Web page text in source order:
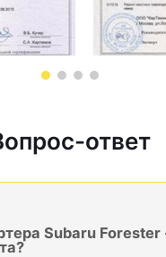
ответ
Subaru Forester